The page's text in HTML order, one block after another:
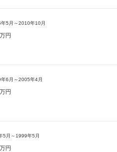
5月～2010年10月
万円
6月～2005年4月
万円
5月～1999年5月
万円